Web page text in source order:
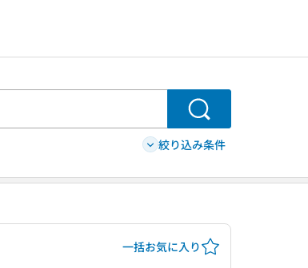
検索
絞り込み条件
一括お気に入り